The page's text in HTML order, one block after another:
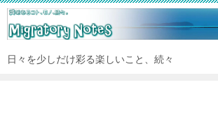
日々を少しだけ彩る楽しいこと、続々